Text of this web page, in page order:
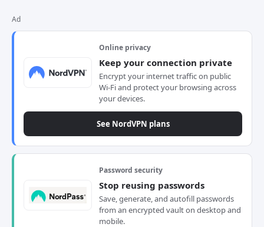
Ad
Online privacy
Keep your connection private
Encrypt your internet traffic on public
Wi-Fi and protect your browsing across
your devices.
See NordVPN plans
Password security
Stop reusing passwords
Save, generate, and autofill passwords
from an encrypted vault on desktop and
mobile.